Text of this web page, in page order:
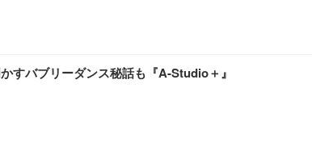
すバブリーダンス秘話も『A-Studio＋』